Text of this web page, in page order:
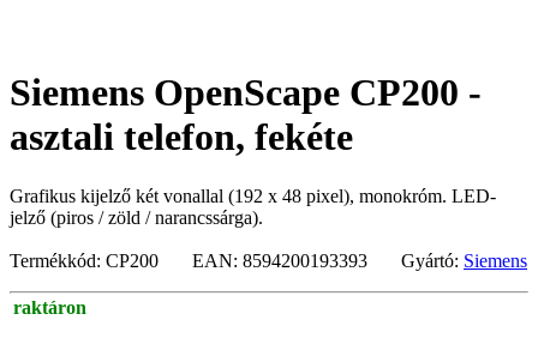
Siemens OpenScape CP200 -
asztali telefon, fekéte
Grafikus kijelző két vonallal (192 x 48 pixel), monokróm. LED-
jelző (piros / zöld / narancssárga).
Termékkód: CP200 EAN: 8594200193393 Gyártó: Siemens
raktáron